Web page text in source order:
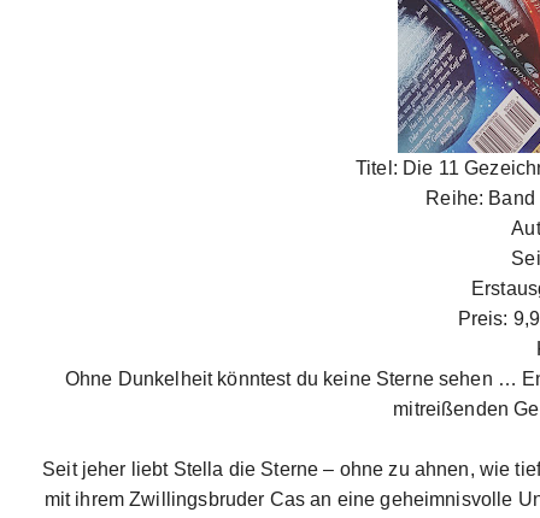
Titel: Die 11
Reihe:
Preis:
Ohne Dunkelheit könntest du keine Sterne sehen …
mitreißenden
Seit jeher liebt Stella die Sterne – ohne zu ahnen, wie
mit ihrem Zwillingsbruder Cas an eine geheimnisvolle